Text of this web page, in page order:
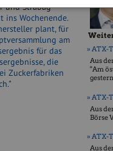
und Strabag
ins Wochenende.
plant, für
am
für das
die
Zuckerfabriken
"
» ATX-
Aus
"Am
» ATX-
Aus
Börse
» ATX-
Aus